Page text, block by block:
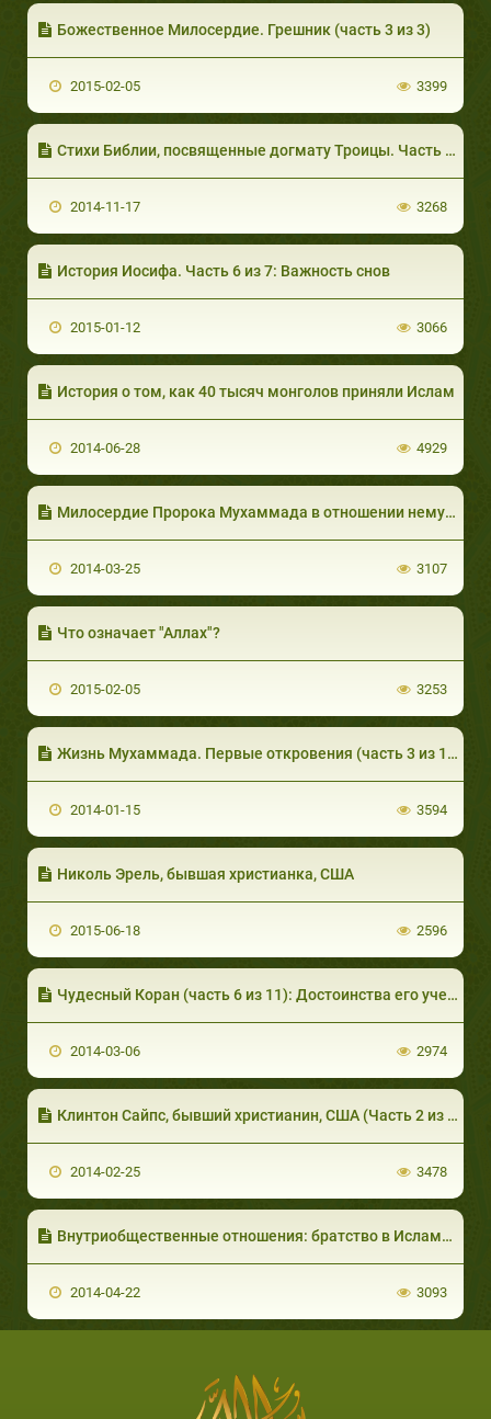
Божественное Милосердие. Грешник (часть 3 из 3)
2015-02-05 3399
Стихи Библии, посвященные догмату Троицы. Часть 2 из 4: «И назовут его Эммануилом»
2014-11-17 3268
История Иосифа. Часть 6 из 7: Важность снов
2015-01-12 3066
История о том, как 40 тысяч монголов приняли Ислам
2014-06-28 4929
Милосердие Пророка Мухаммада в отношении немусульман
2014-03-25 3107
Что означает "Аллах"?
2015-02-05 3253
Жизнь Мухаммада. Первые откровения (часть 3 из 12)
2014-01-15 3594
Николь Эрель, бывшая христианка, США
2015-06-18 2596
Чудесный Коран (часть 6 из 11): Достоинства его учения II
2014-03-06 2974
Клинтон Сайпс, бывший христианин, США (Часть 2 из 2)
2014-02-25 3478
Внутриобщественные отношения: братство в Исламе (часть 2 из 3)
2014-04-22 3093